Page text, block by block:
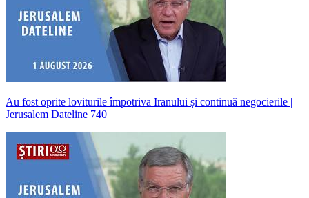
Au fost oprite loviturile împotriva Iranului și continuă negocierile |
Jerusalem Dateline 740